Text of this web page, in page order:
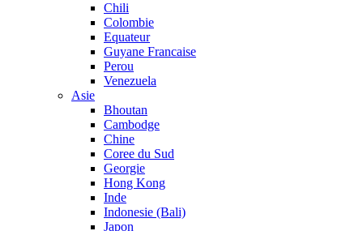
Chili
Colombie
Equateur
Guyane Francaise
Perou
Venezuela
Asie
Bhoutan
Cambodge
Chine
Coree du Sud
Georgie
Hong Kong
Inde
Indonesie (Bali)
Japon